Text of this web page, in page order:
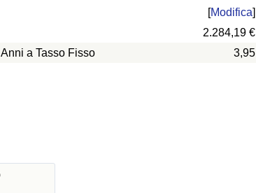
[Modifica]
2.284,19 €
a Tasso Fisso
3,95